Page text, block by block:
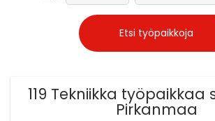
119 Tekniikka työpaikkaa
Pirkanmaa